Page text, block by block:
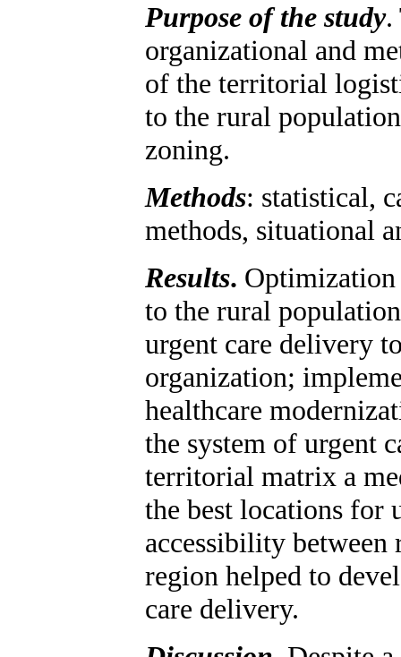
Purpose of the study.
organizational and
of the territorial
to the rural
zoning.
Methods: statistical,
methods, situational
Results. Optimization
to the rural
urgent care delivery
organization;
healthcare
the system of urgent
territorial matrix a
the best locations for
accessibility
region helped to
care delivery.